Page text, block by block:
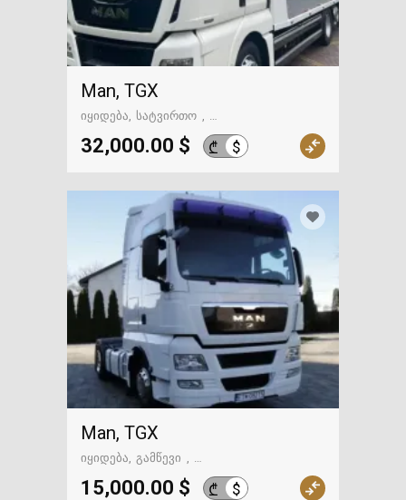
Man, TGX
იყიდება
სატვირთო
გზაში. საქართველოსკენ
32,000.00 $ ₾ $
Man, TGX
იყიდება გამწევი
გზაში. საქართველოსკენ
15,000.00 $ ₾ $